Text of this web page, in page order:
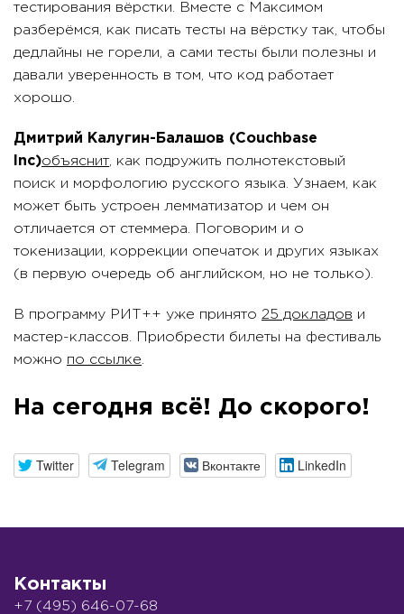
тестирования вёрстки. Вместе с Максимом
разберёмся, как писать тесты на вёрстку так, чтобы
дедлайны не горели, а сами тесты были полезны и
давали уверенность в том, что код работает
хорошо.
Дмитрий Калугин-Балашов (Couchbase
Inc)объяснит, как подружить полнотекстовый
поиск и морфологию русского языка. Узнаем, как
может быть устроен лемматизатор и чем он
отличается от стеммера. Поговорим и о
токенизации, коррекции опечаток и других языках
(в первую очередь об английском, но не только).
В программу РИТ++ уже принято 25 докладов и
мастер-классов. Приобрести билеты на фестиваль
можно по ссылке.
На сегодня всё! До скорого!
Twitter Telegram Вконтакте LinkedIn
Контакты
+7 (495) 646-07-68